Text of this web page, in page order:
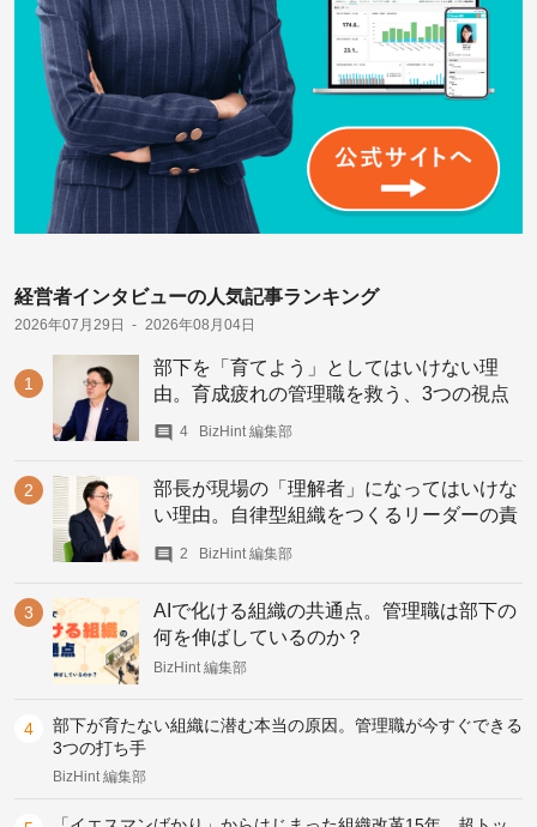
経営者インタビューの人気記事ランキング
部下を「育てよう」としてはいけない理
由。育成疲れの管理職を救う、3つの視点
4 BizHint 編集部
部長が現場の「理解者」になってはいけな
い理由。自律型組織をつくるリーダーの責
2 BizHint 編集部
AIで化ける組織の共通点。管理職は部下の
何を伸ばしているのか？
BizHint 編集部
部下が育たない組織に潜む本当の原因。管理職が今すぐできる
3つの打ち手
BizHint 編集部
2026年07月29日 2026年08月04日